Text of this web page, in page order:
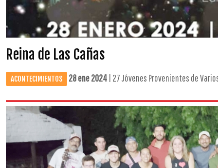
Reina de Las Cañas
ACONTECIMIENTOS 28 ene 2024 | 27 Jóvenes Provenientes de